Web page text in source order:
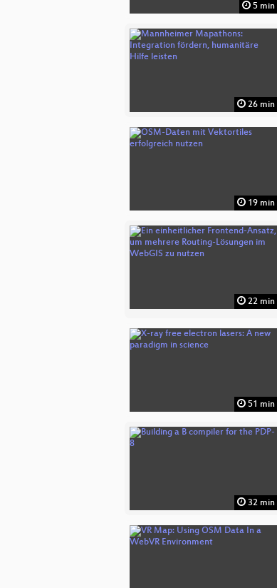
5 min
26 min
19 min
22 min
51 min
32 min